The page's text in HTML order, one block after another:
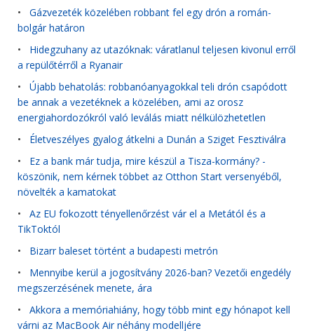
• Gázvezeték közelében robbant fel egy drón a román-
bolgár határon
• Hidegzuhany az utazóknak: váratlanul teljesen kivonul erről
a repülőtérről a Ryanair
• Újabb behatolás: robbanóanyagokkal teli drón csapódott
be annak a vezetéknek a közelében, ami az orosz
energiahordozókról való leválás miatt nélkülözhetetlen
• Életveszélyes gyalog átkelni a Dunán a Sziget Fesztiválra
• Ez a bank már tudja, mire készül a Tisza-kormány? -
köszönik, nem kérnek többet az Otthon Start versenyéből,
növelték a kamatokat
• Az EU fokozott tényellenőrzést vár el a Metától és a
TikToktól
• Bizarr baleset történt a budapesti metrón
• Mennyibe kerül a jogosítvány 2026-ban? Vezetői engedély
megszerzésének menete, ára
• Akkora a memóriahiány, hogy több mint egy hónapot kell
várni az MacBook Air néhány modelljére